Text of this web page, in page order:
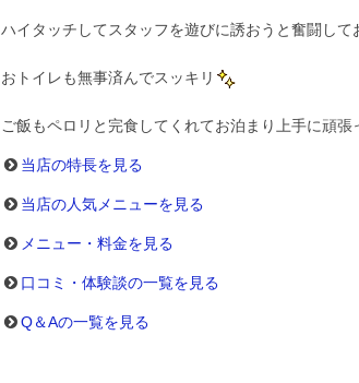
ハイタッチしてスタッフを遊びに誘おうと奮闘して
おトイレも無事済んでスッキリ
ご飯もペロリと完食してくれてお泊まり上手に頑張
当店の特長を見る
当店の人気メニューを見る
メニュー・料金を見る
口コミ・体験談の一覧を見る
Q＆Aの一覧を見る